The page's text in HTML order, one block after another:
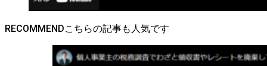
RECOMMEND